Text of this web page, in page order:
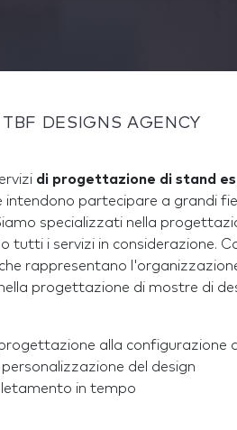
DESIGNS AGENCY
di progettazione di stand
intendono partecipare a grandi
specializzati nella
tutti i servizi in considerazione.
rappresentano
progettazione di mostre di
progettazione alla configurazione
personalizzazione del design
in tempo